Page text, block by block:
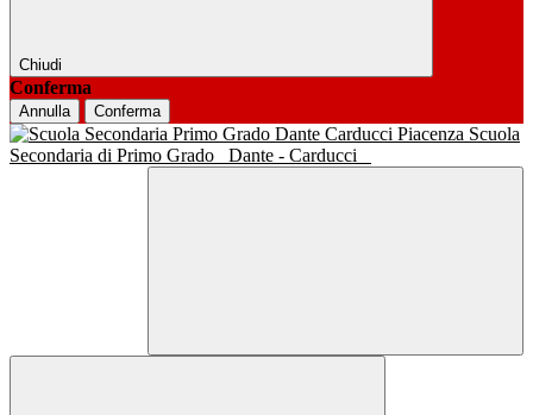
Chiudi
Conferma
Annulla Conferma
Scuola
Secondaria di Primo Grado
Dante - Carducci